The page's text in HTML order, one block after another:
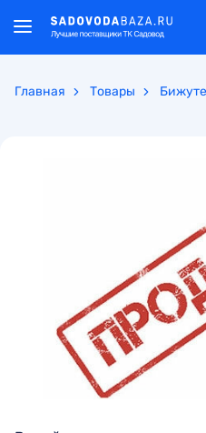
Главная Товары